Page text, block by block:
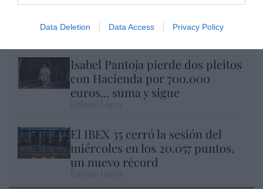
Data Deletion Data Access Privacy Policy
Nokia, Ericsson... Huawei: lo que importan
son las patentes
Isabel Pantoja pierde dos pleitos
con Hacienda por 700.000
euros... suma y sigue
El IBEX 35 cerró la sesión del
miércoles en los 20.057 puntos,
un nuevo récord